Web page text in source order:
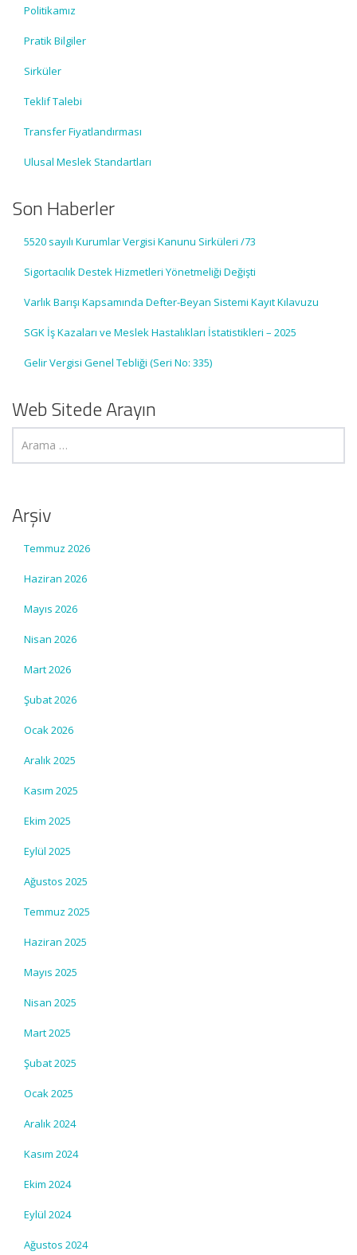
Politikamız
Pratik Bilgiler
Sirküler
Teklif Talebi
Transfer Fiyatlandırması
Ulusal Meslek Standartları
Son Haberler
5520 sayılı Kurumlar Vergisi Kanunu Sirküleri /73
Sigortacılık Destek Hizmetleri Yönetmeliği Değişti
Varlık Barışı Kapsamında Defter-Beyan Sistemi Kayıt Kılavuzu
SGK İş Kazaları ve Meslek Hastalıkları İstatistikleri – 2025
Gelir Vergisi Genel Tebliği (Seri No: 335)
Web Sitede Arayın
Arşiv
Temmuz 2026
Haziran 2026
Mayıs 2026
Nisan 2026
Mart 2026
Şubat 2026
Ocak 2026
Aralık 2025
Kasım 2025
Ekim 2025
Eylül 2025
Ağustos 2025
Temmuz 2025
Haziran 2025
Mayıs 2025
Nisan 2025
Mart 2025
Şubat 2025
Ocak 2025
Aralık 2024
Kasım 2024
Ekim 2024
Eylül 2024
Ağustos 2024